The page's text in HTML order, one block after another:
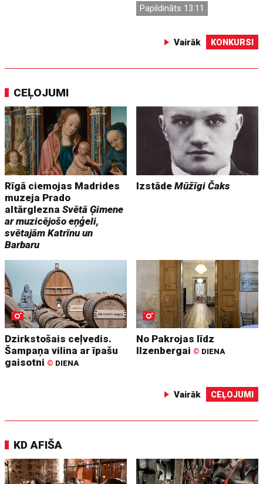
Papildināts 13:11
Vairāk KONKURSI
CEĻOJUMI
Rīgā ciemojas Madrides
muzeja Prado
altārgleznaSvētā Ģimene
ar muzicējošo eņģeli,
svētajām Katrīnu un
Barbaru
IzstādeMūžīgi Čaks
Dzirkstošais ceļvedis.
Šampaņa vilina ar īpašu
gaisotni © DIENA
No Pakrojas līdz
Ilzenbergai © DIENA
Vairāk CEĻOJUMI
KD AFIŠA